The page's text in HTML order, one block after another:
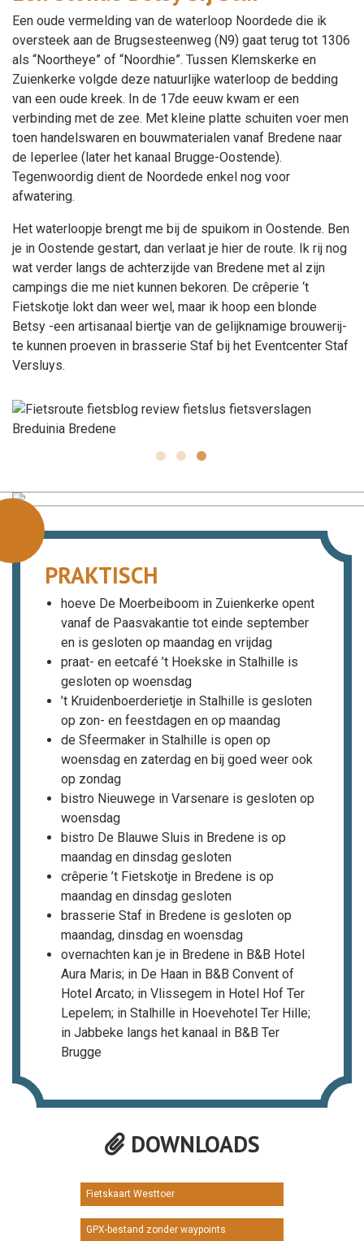
Een oude vermelding van de waterloop Noordede die ik
oversteek aan de Brugsesteenweg (N9) gaat terug tot 1306
als “Noortheye” of “Noordhie”. Tussen Klemskerke en
Zuienkerke volgde deze natuurlijke waterloop de bedding
van een oude kreek. In de 17de eeuw kwam er een
verbinding met de zee. Met kleine platte schuiten voer men
toen handelswaren en bouwmaterialen vanaf Bredene naar
de Ieperlee (later het kanaal Brugge-Oostende).
Tegenwoordig dient de Noordede enkel nog voor
afwatering.
Het waterloopje brengt me bij de spuikom in Oostende. Ben
je in Oostende gestart, dan verlaat je hier de route. Ik rij nog
wat verder langs de achterzijde van Bredene met al zijn
campings die me niet kunnen bekoren. De crêperie ‘t
Fietskotje lokt dan weer wel, maar ik hoop een blonde
Betsy -een artisanaal biertje van de gelijknamige brouwerij-
te kunnen proeven in brasserie Staf bij het Eventcenter Staf
Versluys.
PRAKTISCH
hoeve De Moerbeiboom in Zuienkerke opent
vanaf de Paasvakantie tot einde september
en is gesloten op maandag en vrijdag
praat- en eetcafé ’t Hoekske in Stalhille is
gesloten op woensdag
’t Kruidenboerderietje in Stalhille is gesloten
op zon- en feestdagen en op maandag
de Sfeermaker in Stalhille is open op
woensdag en zaterdag en bij goed weer ook
op zondag
bistro Nieuwege in Varsenare is gesloten op
woensdag
bistro De Blauwe Sluis in Bredene is op
maandag en dinsdag gesloten
crêperie ’t Fietskotje in Bredene is op
maandag en dinsdag gesloten
brasserie Staf in Bredene is gesloten op
maandag, dinsdag en woensdag
overnachten kan je in Bredene in B&B Hotel
Aura Maris; in De Haan in B&B Convent of
Hotel Arcato; in Vlissegem in Hotel Hof Ter
Lepelem; in Stalhille in Hoevehotel Ter Hille;
in Jabbeke langs het kanaal in B&B Ter
Brugge
DOWNLOADS
Fietskaart Westtoer
GPX-bestand zonder waypoints